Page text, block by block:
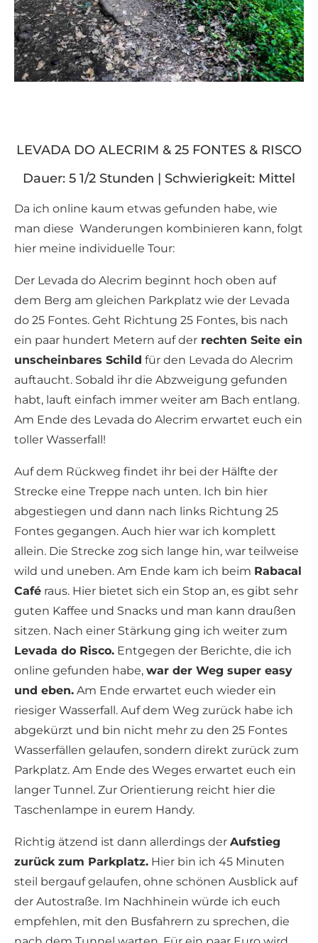
LEVADA DO ALECRIM & 25 FONTES & RISCO
Dauer: 5 1/2 Stunden | Schwierigkeit: Mittel
Da ich online kaum etwas gefunden habe, wie
man diese Wanderungen kombinieren kann, folgt
hier meine individuelle Tour:
Der Levada do Alecrim beginnt hoch oben auf
dem Berg am gleichen Parkplatz wie der Levada
do 25 Fontes. Geht Richtung 25 Fontes, bis nach
ein paar hundert Metern auf der rechten Seite ein
unscheinbares Schild für den Levada do Alecrim
auftaucht. Sobald ihr die Abzweigung gefunden
habt, lauft einfach immer weiter am Bach entlang.
Am Ende des Levada do Alecrim erwartet euch ein
toller Wasserfall!
Auf dem Rückweg findet ihr bei der Hälfte der
Strecke eine Treppe nach unten. Ich bin hier
abgestiegen und dann nach links Richtung 25
Fontes gegangen. Auch hier war ich komplett
allein. Die Strecke zog sich lange hin, war teilweise
wild und uneben. Am Ende kam ich beim Rabacal
Café raus. Hier bietet sich ein Stop an, es gibt sehr
guten Kaffee und Snacks und man kann draußen
sitzen. Nach einer Stärkung ging ich weiter zum
Levada do Risco. Entgegen der Berichte, die ich
online gefunden habe, war der Weg super easy
und eben. Am Ende erwartet euch wieder ein
riesiger Wasserfall. Auf dem Weg zurück habe ich
abgekürzt und bin nicht mehr zu den 25 Fontes
Wasserfällen gelaufen, sondern direkt zurück zum
Parkplatz. Am Ende des Weges erwartet euch ein
langer Tunnel. Zur Orientierung reicht hier die
Taschenlampe in eurem Handy.
Richtig ätzend ist dann allerdings der Aufstieg
zurück zum Parkplatz. Hier bin ich 45 Minuten
steil bergauf gelaufen, ohne schönen Ausblick auf
der Autostraße. Im Nachhinein würde ich euch
empfehlen, mit den Busfahrern zu sprechen, die